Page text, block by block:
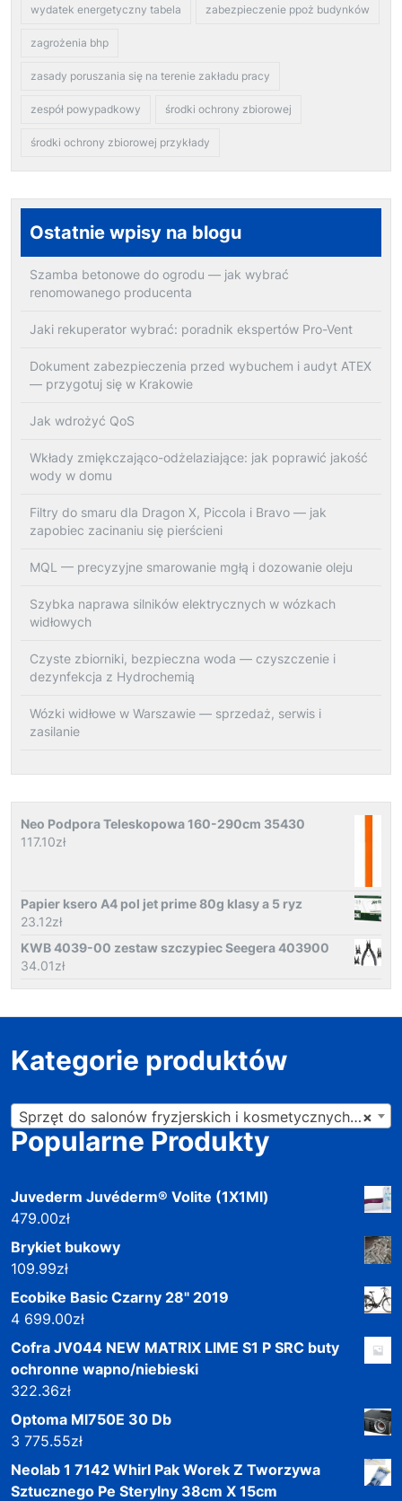
wydatek energetyczny tabela zabezpieczenie ppoż budynków
zagrożenia bhp
zasady poruszania się na terenie zakładu pracy
zespół powypadkowy środki ochrony zbiorowej
środki ochrony zbiorowej przykłady
Ostatnie wpisy na blogu
Szamba betonowe do ogrodu — jak wybrać
renomowanego producenta
Jaki rekuperator wybrać: poradnik ekspertów Pro-Vent
Dokument zabezpieczenia przed wybuchem i audyt ATEX
— przygotuj się w Krakowie
Jak wdrożyć QoS
Wkłady zmiękczająco-odżelaziające: jak poprawić jakość
wody w domu
Filtry do smaru dla Dragon X, Piccola i Bravo — jak
zapobiec zacinaniu się pierścieni
MQL — precyzyjne smarowanie mgłą i dozowanie oleju
Szybka naprawa silników elektrycznych w wózkach
widłowych
Czyste zbiorniki, bezpieczna woda — czyszczenie i
dezynfekcja z Hydrochemią
Wózki widłowe w Warszawie — sprzedaż, serwis i
zasilanie
Neo Podpora Teleskopowa 160-290cm 35430
117.10zł
Papier ksero A4 pol jet prime 80g klasy a 5 ryz
23.12zł
KWB 4039-00 zestaw szczypiec Seegera 403900
34.01zł
Kategorie produktów
×
Sprzęt do salonów fryzjerskich i kosmetycznych (201)
Popularne Produkty
Juvederm Juvéderm® Volite (1X1Ml)
479.00zł
Brykiet bukowy
109.99zł
Ecobike Basic Czarny 28" 2019
4 699.00zł
Cofra JV044 NEW MATRIX LIME S1 P SRC buty
ochronne wapno/niebieski
322.36zł
Optoma Ml750E 30 Db
3 775.55zł
Neolab 1 7142 Whirl Pak Worek Z Tworzywa
Sztucznego Pe Sterylny 38cm X 15cm